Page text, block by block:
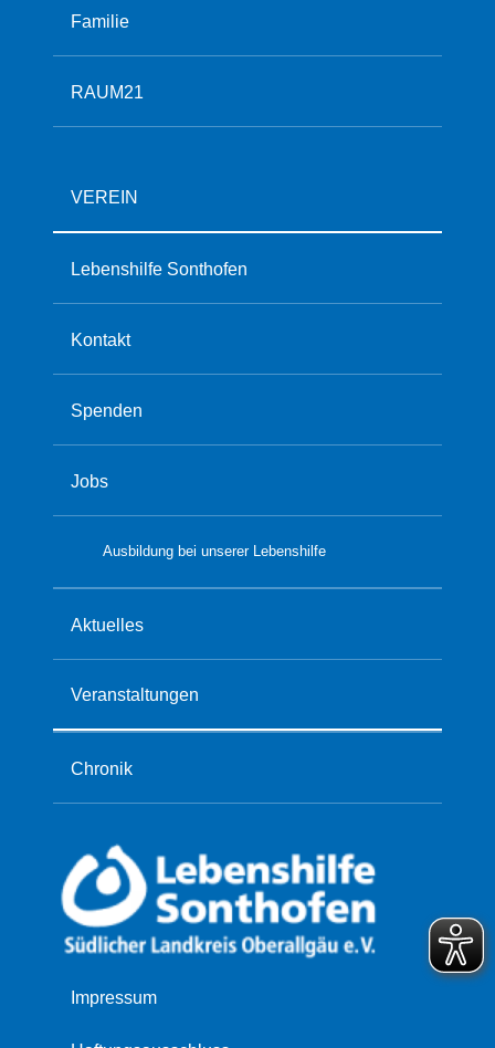
Familie
RAUM21
VEREIN
Lebenshilfe Sonthofen
Kontakt
Spenden
Jobs
Ausbildung bei unserer Lebenshilfe
Aktuelles
Veranstaltungen
Chronik
überspringen
Impressum